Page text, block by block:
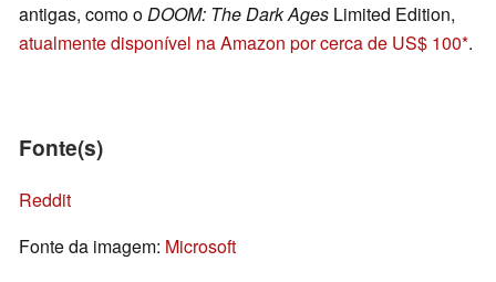
antigas, como oDOOM: The Dark Ages Limited Edition,
atualmente disponível na Amazon por cerca de US$ 100 .
Fonte(s)
Reddit
Fonte da imagem: Microsoft